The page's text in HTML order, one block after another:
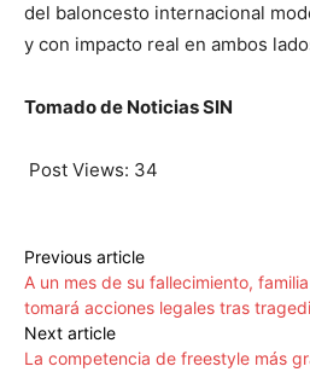
del baloncesto internacional
y con impacto real en ambos
Tomado de Noticias SIN
Post Views: 34
Previous article
A un mes de su fallecimiento,
tomará acciones legales tras
Next article
La competencia de freestyle más